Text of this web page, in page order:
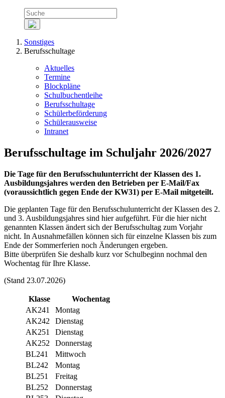
Sonstiges
Berufsschultage
Aktuelles
Termine
Blockpläne
Schulbuchentleihe
Berufsschultage
Schülerbeförderung
Schülerausweise
Intranet
Berufsschultage im Schuljahr 2026/2027
Die Tage für den Berufsschulunterricht der Klassen des 1.
Ausbildungsjahres werden den Betrieben per E-Mail/Fax
(voraussichtlich gegen Ende der KW31) per E-Mail mitgeteilt.
Die geplanten Tage für den Berufsschulunterricht der Klassen des 2.
und 3. Ausbildungsjahres sind hier aufgeführt. Für die hier nicht
genannten Klassen ändert sich der Berufsschultag zum Vorjahr
nicht. In Ausnahmefällen können sich für einzelne Klassen bis zum
Ende der Sommerferien noch Änderungen ergeben.
Bitte überprüfen Sie deshalb kurz vor Schulbeginn nochmal den
Wochentag für Ihre Klasse.
(Stand 23.07.2026)
Klasse
Wochentag
AK241
Montag
AK242
Dienstag
AK251
Dienstag
AK252
Donnerstag
BL241
Mittwoch
BL242
Montag
BL251
Freitag
BL252
Donnerstag